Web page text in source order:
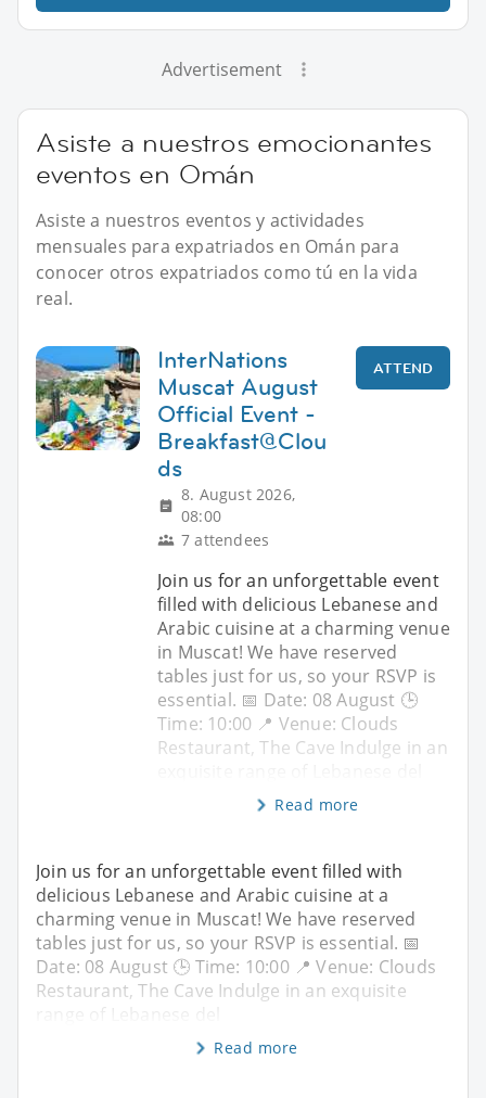
Advertisement
Asiste a nuestros emocionantes
eventos en Omán
Asiste a nuestros eventos y actividades
mensuales para expatriados en Omán para
conocer otros expatriados como tú en la vida
real.
InterNations
Muscat August
Official Event -
Breakfast@Clou
ds
8. August 2026,
08:00
7 attendees
ATTEND
Join us for an unforgettable event
filled with delicious Lebanese and
Arabic cuisine at a charming venue
in Muscat! We have reserved
tables just for us, so your RSVP is
essential. 📅 Date: 08 August 🕒
Time: 10:00 📍 Venue: Clouds
Restaurant, The Cave Indulge in an
Read more
Join us for an unforgettable event filled with
delicious Lebanese and Arabic cuisine at a
charming venue in Muscat! We have reserved
tables just for us, so your RSVP is essential. 📅
Date: 08 August 🕒 Time: 10:00 📍 Venue: Clouds
Restaurant, The Cave Indulge in an exquisite
range of Lebanese del
Read more